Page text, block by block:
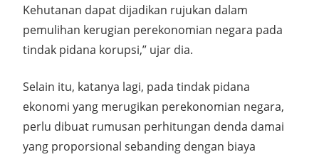
Kehutanan dapat dijadikan rujukan dalam
pemulihan kerugian perekonomian negara pada
tindak pidana korupsi,” ujar dia.
Selain itu, katanya lagi, pada tindak pidana
ekonomi yang merugikan perekonomian negara,
perlu dibuat rumusan perhitungan denda damai
yang proporsional sebanding dengan biaya